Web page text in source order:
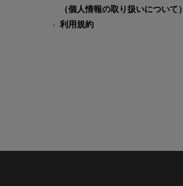
（個人情報の取り扱いについて）
利用規約